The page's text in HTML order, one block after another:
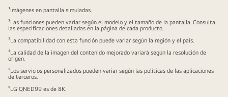
¹Imágenes en pantalla simuladas.
²Las funciones pueden variar según el modelo y el tamaño de la pantalla. Consulta
las especificaciones detalladas en la página de cada producto.
³La compatibilidad con esta función puede variar según la región y el país.
⁴La calidad de la imagen del contenido mejorado variará según la resolución de
origen.
⁵Los servicios personalizados pueden variar según las políticas de las aplicaciones
de terceros.
⁶LG QNED99 es de 8K.